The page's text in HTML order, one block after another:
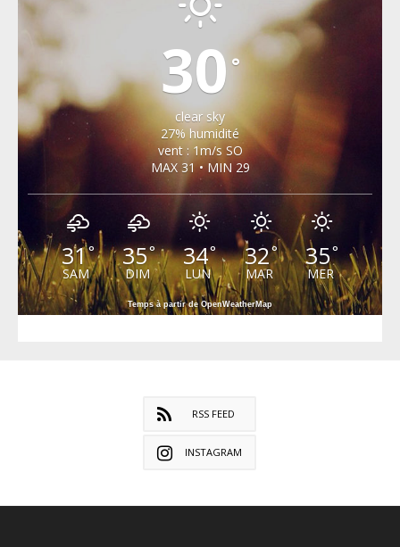
30 °
clear sky
27% humidité
vent : 1m/s SO
MAX 31 • MIN 29
31°
SAM
35°
DIM
34°
LUN
32°
MAR
35°
MER
Temps à partir de OpenWeatherMap
RSS FEED
INSTAGRAM